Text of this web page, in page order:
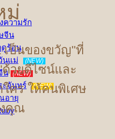
ความรัก
จีน
ดูร้อน
นแม่
(NEW)
น (NEW)
ะจันทร์ (NEW)
อายุ
ม่
เป็นของขวัญ"ที่
วยดีไซน์และ
คร ให้คนพิเศษ
คุณ